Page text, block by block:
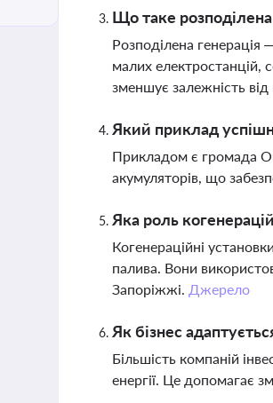
Що таке
Розподілена
малих електростанцій,
зменшує залежність
Який приклад
Прикладом є громада
акумуляторів, що
Яка роль
Когенераційні
палива. Вони
Запоріжжі. Джерело
Як бізнес
Більшість компаній
енергії. Це допомагає